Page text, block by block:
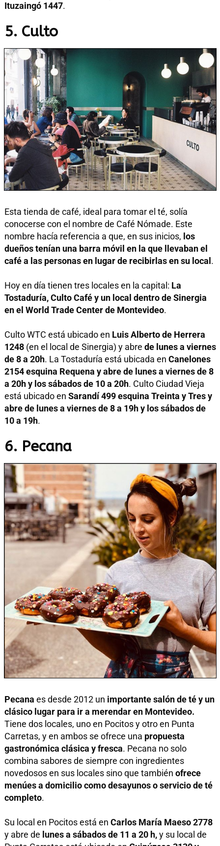
Ituzaingó 1447.
5. Culto
Esta tienda de café, ideal para tomar el té, solía
conocerse con el nombre de Café Nómade. Este
nombre hacía referencia a que, en sus inicios, los
dueños tenían una barra móvil en la que llevaban el
café a las personas en lugar de recibirlas en su local .
Hoy en día tienen tres locales en la capital: La
Tostaduría, Culto Café y un local dentro de Sinergia
en el World Trade Center de Montevideo.
Culto WTC está ubicado en Luis Alberto de Herrera
1248 (en el local de Sinergia) y abre de lunes a viernes
de 8 a 20h. La Tostaduría está ubicada en Canelones
2154 esquina Requena y abre de lunes a viernes de 8
a 20h y los sábados de 10 a 20h. Culto Ciudad Vieja
está ubicado en Sarandí 499 esquina Treinta y Tres y
abre de lunes a viernes de 8 a 19h y los sábados de
10 a 19h.
6. Pecana
Pecana es desde 2012 un importante salón de té y un
clásico lugar para ir a merendar en Montevideo.
Tiene dos locales, uno en Pocitos y otro en Punta
Carretas, y en ambos se ofrece una propuesta
gastronómica clásica y fresca. Pecana no solo
combina sabores de siempre con ingredientes
novedosos en sus locales sino que también ofrece
menúes a domicilio como desayunos o servicio de té
completo.
Su local en Pocitos está en Carlos María Maeso 2778
y abre de lunes a sábados de 11 a 20 h,y su local de